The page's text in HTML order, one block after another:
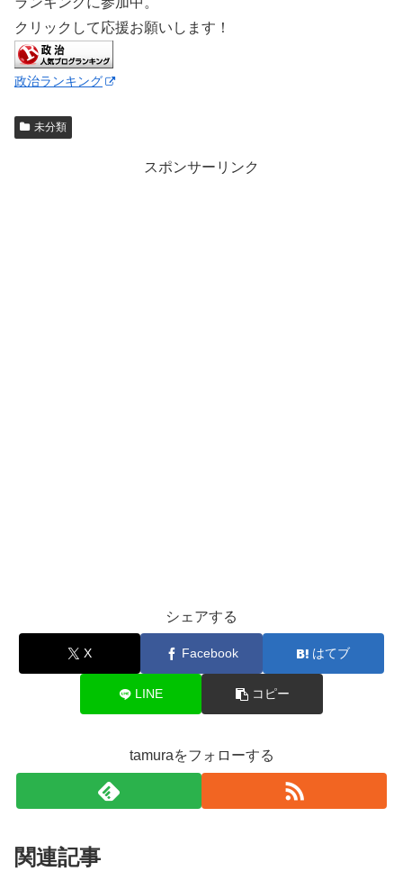
クリックして応援お願いします！
政治ランキング
未分類
スポンサーリンク
シェアする
X Facebook はてブ
LINE コピー
tamuraをフォローする
関連記事